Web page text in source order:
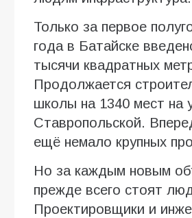
Только за первое
года в Батайске
тысячи квадратных
Продолжается
школы на 1340 мест на
Ставропольской.
ещё немало крупных
Но за каждым новым
прежде всего стоят
Проектировщики и